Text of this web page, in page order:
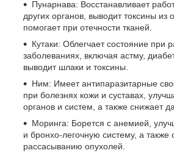
Пунарнава: Восстанавливает
других органов, выводит токсины из
помогает при отечности тканей.
Кутаки: Облегчает состояние при
заболеваниях, включая астму,
выводит шлаки и токсины.
Ним: Имеет антипаразитарные
при болезнях кожи и суставах,
органов и систем, а также снижает
Моринга: Борется с анемией,
и бронхо-легочную систему, а также
рассасыванию опухолей.